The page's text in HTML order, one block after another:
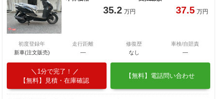
35.2 万円 37.5 万円
初度登録年
新車(注文販売)
走行距離
―
修復歴
なし
車検/自賠責
―
1分で完了！
【無料】見積・在庫確認
【無料】電話問い合わせ